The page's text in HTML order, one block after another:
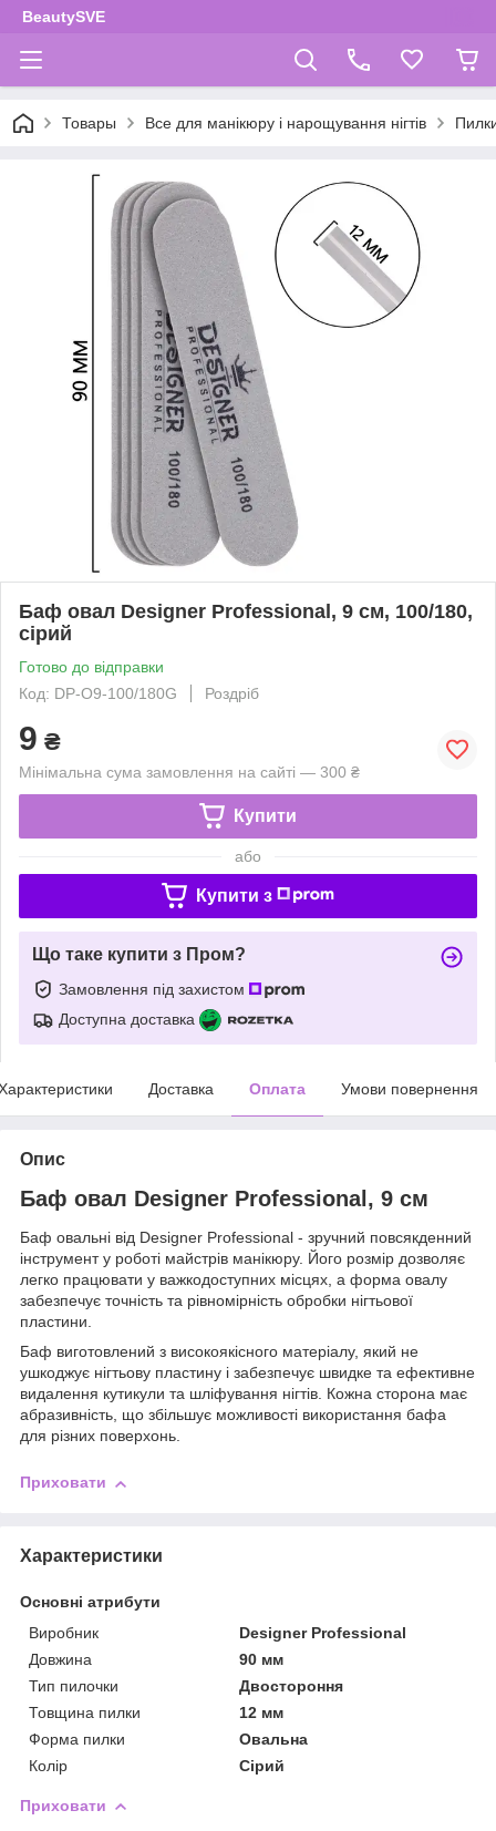
BeautySVE
Товары Все для манікюру і нарощування нігтів
Баф овал Designer Professional, 9 см, 100/180,
сірий
Готово до відправки
Код: DP-O9-100/180G
Роздріб
9 ₴
Мінімальна сума замовлення на сайті — 300 ₴
Купити
або
Купити з
Що таке купити з Пром?
Замовлення під захистом
Доступна доставка
Доставка Оплата Умови повернення
Опис
Баф овал Designer Professional, 9 см
Баф овальні від Designer Professional - зручний повсякденний
інструмент у роботі майстрів манікюру. Його розмір дозволяє
легко працювати у важкодоступних місцях, а форма овалу
забезпечує точність та рівномірність обробки нігтьової
пластини.
Баф виготовлений з високоякісного матеріалу, який не
ушкоджує нігтьову пластину і забезпечує швидке та ефективне
видалення кутикули та шліфування нігтів. Кожна сторона має
абразивність, що збільшує можливості використання бафа
для різних поверхонь.
Приховати
Характеристики
Основні атрибути
Виробник
Designer Professional
Довжина
90 мм
Тип пилочки
Двостороння
Товщина пилки
12 мм
Форма пилки
Овальна
Колір
Сірий
Приховати